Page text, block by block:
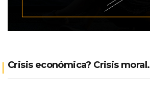
Crisis económica? Crisis moral.